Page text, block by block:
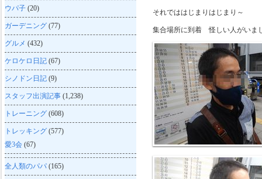
それでははじまりはじまり～
集合場所に到着 怪しい人がいま
ウパ子 (20)
ガーデニング (77)
グルメ (432)
ケロケロ日記 (67)
シノドン日記 (9)
スタッフ出演記事 (1,238)
トレーニング (608)
トレッキング (577)
愛3会 (67)
全人類のパパ (165)